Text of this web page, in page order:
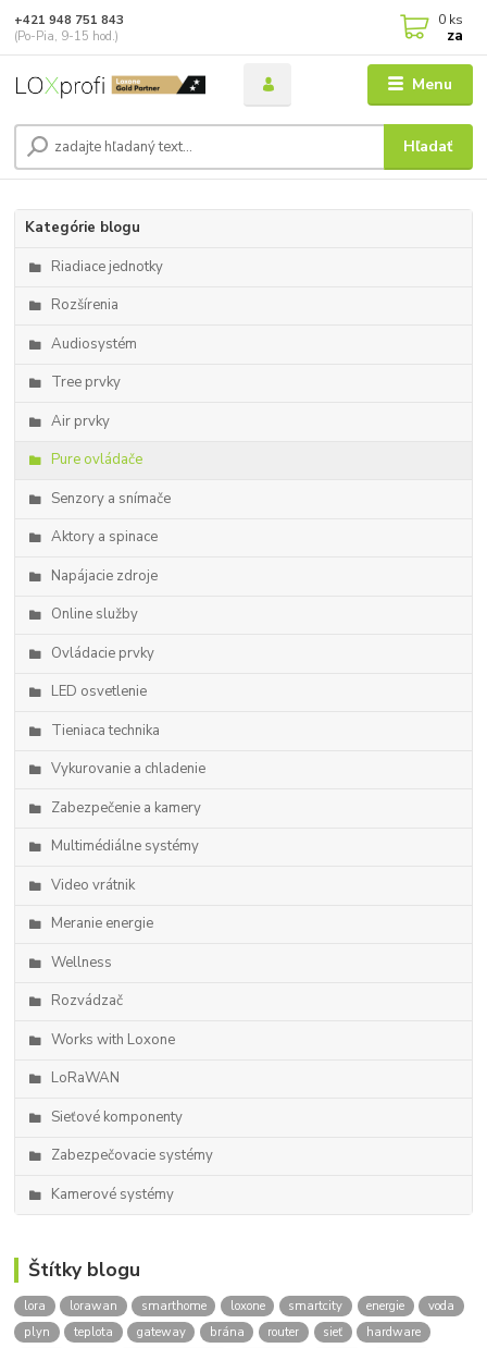
Menu
Hľadať
+421 948 751 843
(Po-Pia, 9-15 hod.)
0 ks
za
Kategórie blogu
Riadiace jednotky
Rozšírenia
Audiosystém
Tree prvky
Air prvky
Pure ovládače
Senzory a snímače
Aktory a spinace
Napájacie zdroje
Online služby
Ovládacie prvky
LED osvetlenie
Tieniaca technika
Vykurovanie a chladenie
Zabezpečenie a kamery
Multimédiálne systémy
Video vrátnik
Meranie energie
Wellness
Rozvádzač
Works with Loxone
LoRaWAN
Sieťové komponenty
Zabezpečovacie systémy
Kamerové systémy
Štítky blogu
lora lorawan smarthome loxone smartcity energie
voda
plyn
teplota gateway brána router sieť
hardware